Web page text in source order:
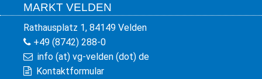
MARKT VELDEN
Rathausplatz 1, 84149 Velden
+49 (8742) 288-0
info (at) vg-velden (dot) de
Kontaktformular